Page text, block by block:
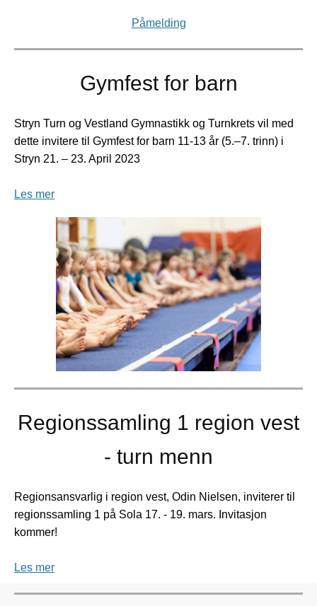
Påmelding
Gymfest for barn
Stryn Turn og Vestland Gymnastikk og Turnkrets vil med
dette invitere til Gymfest for barn 11-13 år (5.–7. trinn) i
Stryn 21. – 23. April 2023
Les mer
Regionssamling 1 region vest
- turn menn
Regionsansvarlig i region vest, Odin Nielsen, inviterer til
regionssamling 1 på Sola 17. - 19. mars. Invitasjon
kommer!
Les mer